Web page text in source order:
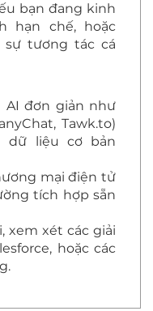
bạn đang kinh
hạn chế, hoặc
sự tương tác cá
AI đơn giản như
Tawk.to)
dữ liệu cơ bản
mại điện tử
tích hợp sẵn
xem xét các giải
hoặc các